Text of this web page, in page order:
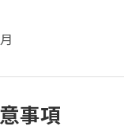
事項